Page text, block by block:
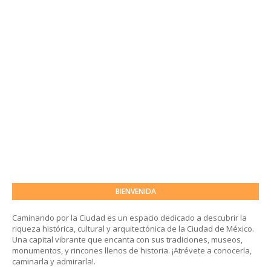
BIENVENIDA
Caminando por la Ciudad es un espacio dedicado a descubrir la
riqueza histórica, cultural y arquitectónica de la Ciudad de México.
Una capital vibrante que encanta con sus tradiciones, museos,
monumentos, y rincones llenos de historia. ¡Atrévete a conocerla,
caminarla y admirarla!.